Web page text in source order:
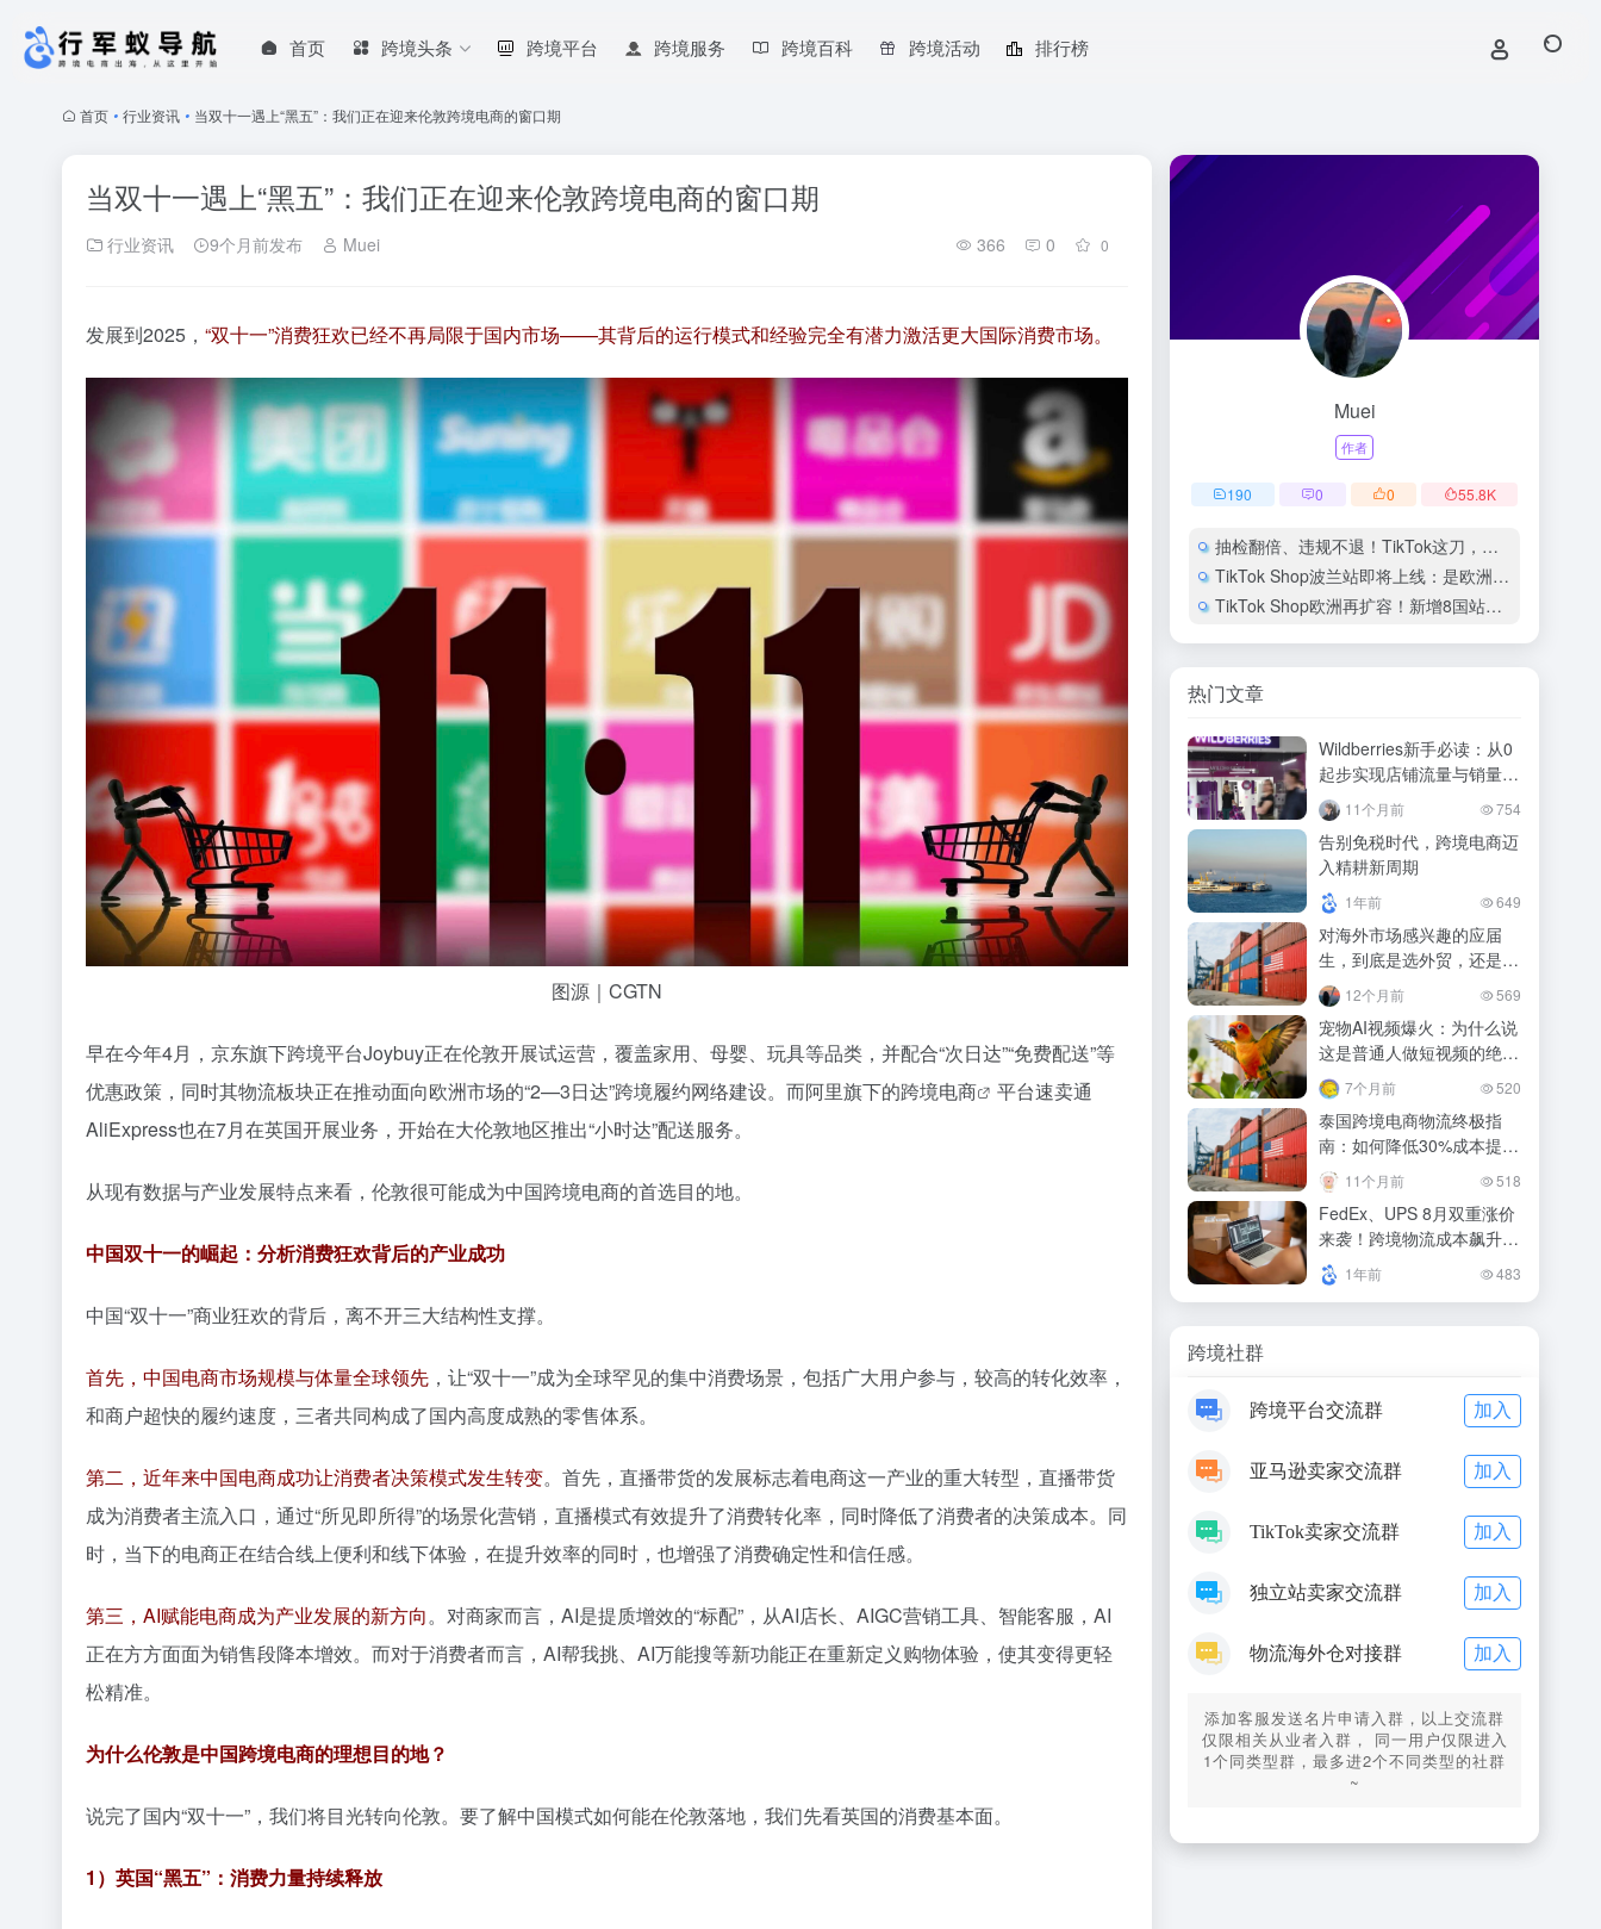
首页 跨境头条 跨境平台 跨境服务 跨境百科 跨境活动 排行榜
首页 • 行业资讯 • 当双十一遇上“黑五”：我们正在迎来伦敦跨境电商的窗口期
当双十一遇上“黑五”：我们正在迎来伦敦跨境电商的窗口期
行业资讯 9个月前发布 Muei 366 0 0
发展到2025， “双十一”消费狂欢已经不再局限于国内市场——其背后的运行模式和经验完全有潜力激活更大国际消费市场。
图源｜CGTN
早在今年4月，京东旗下跨境平台Joybuy正在伦敦开展试运营，覆盖家用、母婴、玩具等品类，并配合“次日达”“免费配送”等
优惠政策，同时其物流板块正在推动面向欧洲市场的“2—3日达”跨境履约网络建设。而阿里旗下的跨境电商
平台速卖通
AliExpress也在7月在英国开展业务，开始在大伦敦地区推出“小时达”配送服务。
从现有数据与产业发展特点来看，伦敦很可能成为中国跨境电商的首选目的地。
中国双十一的崛起：分析消费狂欢背后的产业成功
中国“双十一”商业狂欢的背后，离不开三大结构性支撑。
首先，中国电商市场规模与体量全球领先 ，让“双十一”成为全球罕见的集中消费场景，包括广大用户参与，较高的转化效率，
和商户超快的履约速度，三者共同构成了国内高度成熟的零售体系。
第二，近年来中国电商成功让消费者决策模式发生转变。首先，直播带货的发展标志着电商这一产业的重大转型，直播带货
成为消费者主流入口，通过“所见即所得”的场景化营销，直播模式有效提升了消费转化率，同时降低了消费者的决策成本。同
时，当下的电商正在结合线上便利和线下体验，在提升效率的同时，也增强了消费确定性和信任感。
第三，AI赋能电商成为产业发展的新方向。对商家而言，AI是提质增效的“标配”，从AI店长、AIGC营销工具、智能客服，AI
正在方方面面为销售段降本增效。而对于消费者而言，AI帮我挑、AI万能搜等新功能正在重新定义购物体验，使其变得更轻
松精准。
为什么伦敦是中国跨境电商的理想目的地？
说完了国内“双十一”，我们将目光转向伦敦。要了解中国模式如何能在伦敦落地，我们先看英国的消费基本面。
1）英国“黑五”：消费力量持续释放
Muei
作者
190 0 0 55.8K
抽检翻倍、违规不退！TikTok这刀，专砍“空手套白狼”的人
TikTok Shop波兰站即将上线：是欧洲新风口，还是又一个合规迷宫？
TikTok Shop欧洲再扩容！新增8国站点正式开放入驻！
热门文章
Wildberries新手必读：从0
起步实现店铺流量与销量双
增长！11个月前 754
告别免税时代，跨境电商迈
入精耕新周期
1年前 649
对海外市场感兴趣的应届
生，到底是选外贸，还是选
跨境？12个月前 569
宠物AI视频爆火：为什么说
这是普通人做短视频的绝佳
机会？7个月前 520
泰国跨境电商物流终极指
南：如何降低30%成本提升
50%时效11个月前 518
FedEx、UPS 8月双重涨价
来袭！跨境物流成本飙升，
卖家如何应对？
1年前 483
跨境社群
跨境平台交流群 加入
亚马逊卖家交流群 加入
TikTok卖家交流群 加入
独立站卖家交流群 加入
物流海外仓对接群 加入
添加客服发送名片申请入群，以上交流群
仅限相关从业者入群， 同一用户仅限进入
1个同类型群，最多进2个不同类型的社群
~